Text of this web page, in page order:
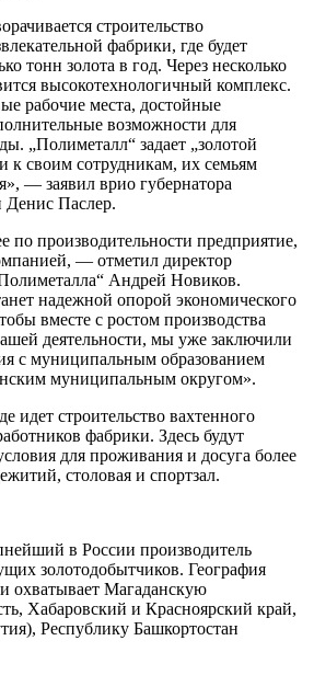
строительство
фабрики, где будет
тонн золота в год. Через несколько
высокотехнологичный комплекс.
рабочие места, достойные
возможности для
„Полиметалл“ задает „золотой
к своим сотрудникам, их семьям
— заявил врио губернатора
Денис Паслер.
по производительности предприятие,
— отметил директор
Андрей Новиков.
надежной опорой экономического
вместе с ростом производства
деятельности, мы уже заключили
с муниципальным образованием
муниципальным округом».
идет строительство вахтенного
фабрики. Здесь будут
для проживания и досуга более
столовая и спортзал.
в России производитель
золотодобытчиков. География
охватывает Магаданскую
Хабаровский и Красноярский край,
Республику Башкортостан